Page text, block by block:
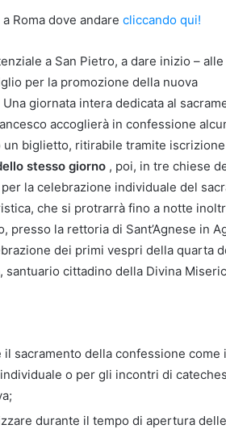
Roma dove andare cliccando qui!
a San Pietro, a dare inizio – alle
per la promozione della nuova
giornata intera dedicata al
accoglierà in confessione
biglietto, ritirabile tramite
stesso giorno , poi, in tre chiese
la celebrazione individuale del
che si protrarrà fino a notte
la rettoria di Sant’Agnese in
dei primi vespri della quarta
cittadino della Divina
sacramento della confessione come
o per gli incontri di
durante il tempo di apertura